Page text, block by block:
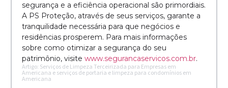
segurança e a eficiência operacional são primordiais.
A PS Proteção, através de seus serviços, garante a
tranquilidade necessária para que negócios e
residências prosperem. Para mais informações
sobre como otimizar a segurança do seu
patrimônio, visite www.segurancaservicos.com.br.
Artigo: Serviços de Limpeza Terceirizada para Empresas em
Americana e serviços de portaria e limpeza para condomínios em
Americana